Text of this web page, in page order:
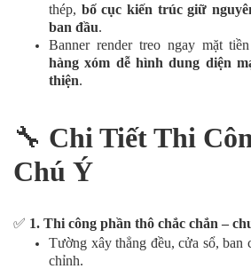
thép, bố cục kiến trúc giữ
ban đầu.
Banner render treo ngay mặt
hàng xóm dễ hình dung diện
thiện.
🔧 Chi Tiết Thi
Chú Ý
✅ 1. Thi công phần thô chắc chắn –
Tường xây thẳng đều, cửa sổ, ban
chỉnh.